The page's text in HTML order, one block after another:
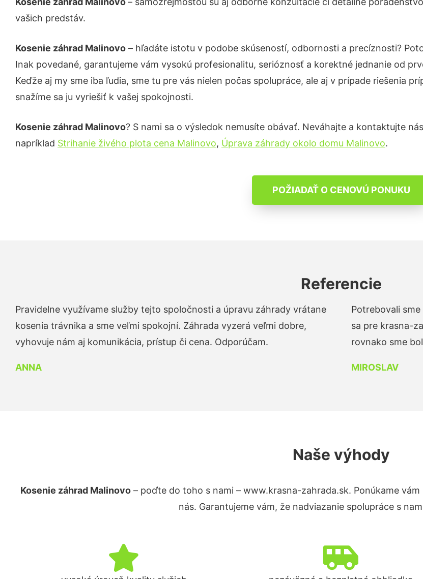
vašich predstáv.
Kosenie záhrad Malinovo – hľadáte istotu v podobe skúseností, odbornosti a precíznosti?
Inak povedané, garantujeme vám vysokú profesionalitu, serióznosť a korektné jednanie od
Keďže aj my sme iba ľudia, sme tu pre vás nielen počas spolupráce, ale aj v prípade riešenia
snažíme sa ju vyriešiť k vašej spokojnosti.
Kosenie záhrad Malinovo? S nami sa o výsledok nemusíte obávať. Neváhajte a kontaktujte
napríklad Strihanie živého plota cena Malinovo, Úprava záhrady okolo domu Malinovo.
POŽIADAŤ O CENOVÚ PONUKU
Referencie
Pravidelne využívame služby tejto spoločnosti a úpravu záhrady vrátane
kosenia trávnika a sme veľmi spokojní. Záhrada vyzerá veľmi dobre,
vyhovuje nám aj komunikácia, prístup či cena. Odporúčam.
ANNA
Potrebovali
sa pre krasna-
rovnako sme
MIROSLAV
Naše výhody
Kosenie záhrad Malinovo – poďte do toho s nami – www.krasna-zahrada.sk. Ponúkame
nás. Garantujeme vám, že nadviazanie spolupráce s